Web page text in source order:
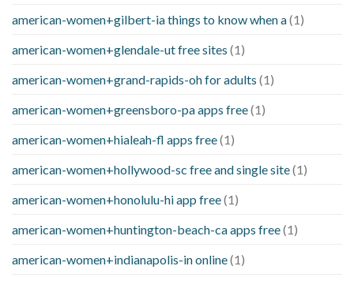
american-women+gilbert-ia things to know when a(1)
american-women+glendale-ut free sites (1)
american-women+grand-rapids-oh for adults (1)
american-women+greensboro-pa apps free(1)
american-women+hialeah-fl apps free(1)
american-women+hollywood-sc free and single site(1)
american-women+honolulu-hi app free(1)
american-women+huntington-beach-ca apps free(1)
american-women+indianapolis-in online(1)